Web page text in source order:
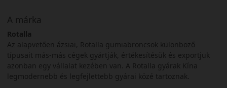
A márka
Rotalla
Az alapvetően ázsiai, Rotalla gumiabroncsok különböző
típusait más-más cégek gyártják, értékesítésük és exportjuk
azonban egy vállalat kezében van. A Rotalla gyárak Kína
legmodernebb és legfejlettebb gyárai közé tartoznak.